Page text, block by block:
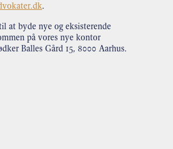
.
at byde nye og eksisterende
på vores nye kontor
Balles Gård 15, 8000 Aarhus.